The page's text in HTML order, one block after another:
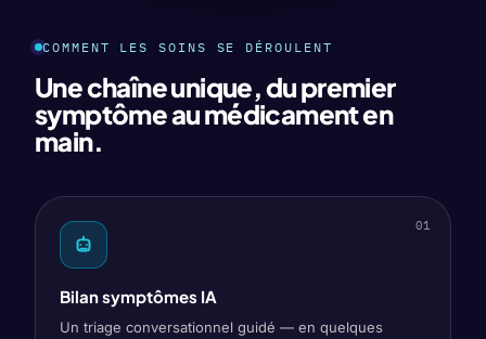
COMMENT LES SOINS SE DÉROULENT
Une chaîne unique, du premier
symptôme au médicament en
main.
01
Bilan symptômes IA
Un triage conversationnel guidé — en quelques